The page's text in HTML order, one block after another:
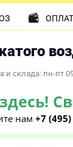
и склада: пн-пт
нам +7